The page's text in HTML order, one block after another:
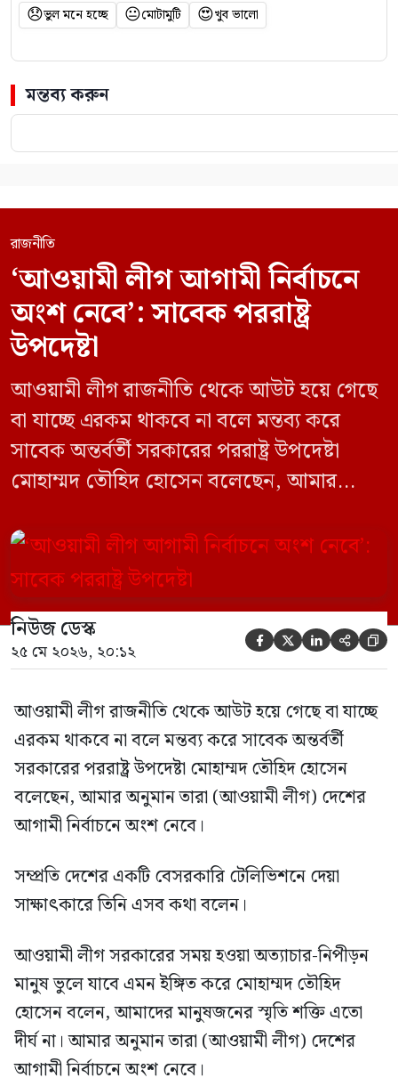
😞ভুল মনে হচ্ছে 😐মোটামুটি 😍খুব ভালো
মন্তব্য করুন
রাজনীতি
‘আওয়ামী লীগ আগামী নির্বাচনে
অংশ নেবে’: সাবেক পররাষ্ট্র
উপদেষ্টা
আওয়ামী লীগ রাজনীতি থেকে আউট হয়ে গেছে
বা যাচ্ছে এরকম থাকবে না বলে মন্তব্য করে
সাবেক অন্তর্বর্তী সরকারের পররাষ্ট্র উপদেষ্টা
মোহাম্মদ তৌহিদ হোসেন বলেছেন, আমার
নির্বাচনে অংশ নেবে। সম্প্রতি দেশের একটি
বেসরকারি টেলিভিশনে দেয়া সাক্ষাৎকারে তিনি
এসব কথা বলেন। আওয়ামী লীগ সরকারের সময়
হওয়া অত্যাচার-নিপীড়ন মানুষ ভুলে যাবে এমন
[…]
নিউজ ডেস্ক
২৫ মে ২০২৬, ২০:১২     
আওয়ামী লীগ রাজনীতি থেকে আউট হয়ে গেছে বা যাচ্ছে
এরকম থাকবে না বলে মন্তব্য করে সাবেক অন্তর্বর্তী
সরকারের পররাষ্ট্র উপদেষ্টা মোহাম্মদ তৌহিদ হোসেন
বলেছেন, আমার অনুমান তারা (আওয়ামী লীগ) দেশের
আগামী নির্বাচনে অংশ নেবে।
সম্প্রতি দেশের একটি বেসরকারি টেলিভিশনে দেয়া
সাক্ষাৎকারে তিনি এসব কথা বলেন।
আওয়ামী লীগ সরকারের সময় হওয়া অত্যাচার-নিপীড়ন
মানুষ ভুলে যাবে এমন ইঙ্গিত করে মোহাম্মদ তৌহিদ
হোসেন বলেন, আমাদের মানুষজনের স্মৃতি শক্তি এতো
দীর্ঘ না। আমার অনুমান তারা (আওয়ামী লীগ) দেশের
আগামী নির্বাচনে অংশ নেবে।